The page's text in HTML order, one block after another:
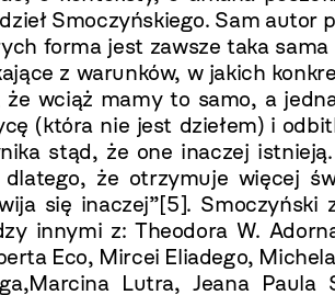
Smoczyńskiego. Sam
forma jest zawsze taka
z warunków, w jakich
wciąż mamy to samo, a
(która nie jest dziełem) i
stąd, że one inaczej
że otrzymuje więcej
się inaczej”[5]. Smoczyński
innymi z: Theodora W.
Eco, Mircei Eliadego,
Lutra, Jeana Paula